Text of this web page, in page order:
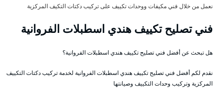
نعمل من خلال فني مكيفات ووحدات تكييف على تركيب دكتات التكيف المركزية
فني تصليح تكييف هندي اسطبلات الفروانية
هل تبحث عن أفضل فني تصليح تكييف هندي اسطبلات الفروانية؟
نقدم لكم أفضل فني تصليح تكييف هندي اسطبلات الفروانية لخدمة تركيب دكتات التكييف
المركزية وتركيب وحدات التكييف وصيانتها